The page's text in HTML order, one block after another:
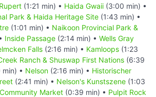
(1:21 min) • Haida Gwaii (3:00 min) •
Park & Haida Heritage Site (1:43 min) •
(1:01 min) • Naikoon Provincial Park &
Inside Passage (2:14 min) • Wells Gray
Falls (2:16 min) • Kamloops (1:23
Ranch & Shuswap First Nations (6:39
• Nelson (2:16 min) • Historischer
(2:41 min) • Nelson's Kunstszene (1:03
Market (0:39 min) • Pulpit Rock